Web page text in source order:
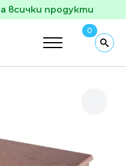
всички продукти
0